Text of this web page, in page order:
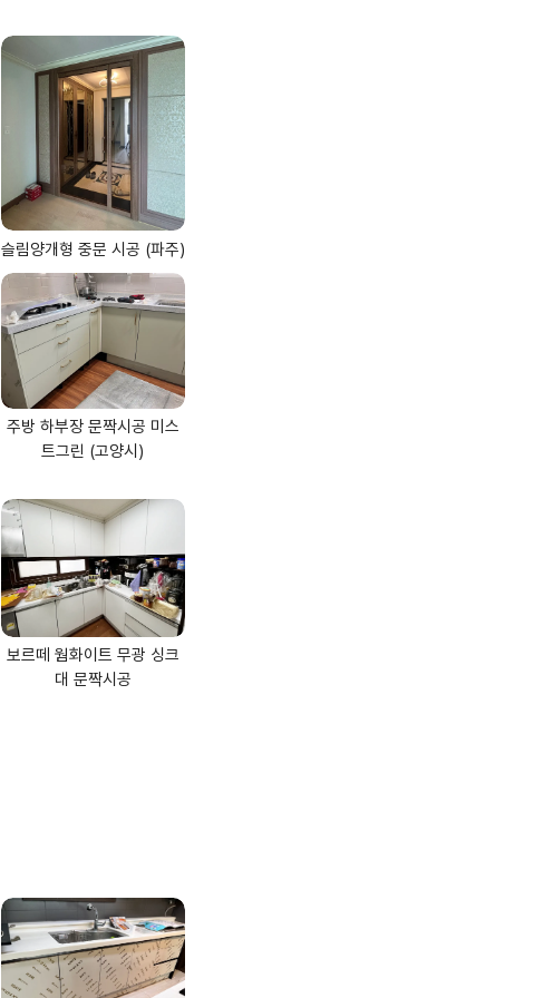
슬림양개형 중문 시공 (파주)
주방 하부장 문짝시공 미스
트그린 (고양시)
보르떼 웜화이트 무광 싱크
대 문짝시공